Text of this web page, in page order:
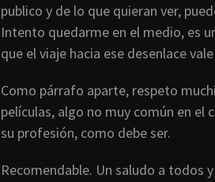
publico y de lo que quieran ver,
Intento quedarme en el medio, es
que el viaje hacia ese desenlace
Como párrafo aparte, respeto
películas, algo no muy común en el
su profesión, como debe ser.
Recomendable. Un saludo a todos